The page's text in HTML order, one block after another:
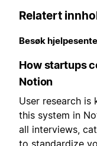
Relatert
Besøk
How startups
Notion
User research
this system in
all interviews,